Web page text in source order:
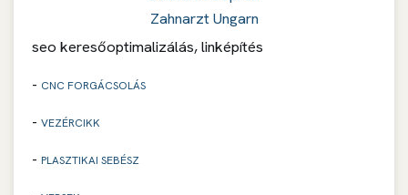
Zahnarzt Ungarn
seo keresőoptimalizálás, linképítés
- CNC FORGÁCSOLÁS
- VEZÉRCIKK
- PLASZTIKAI SEBÉSZ